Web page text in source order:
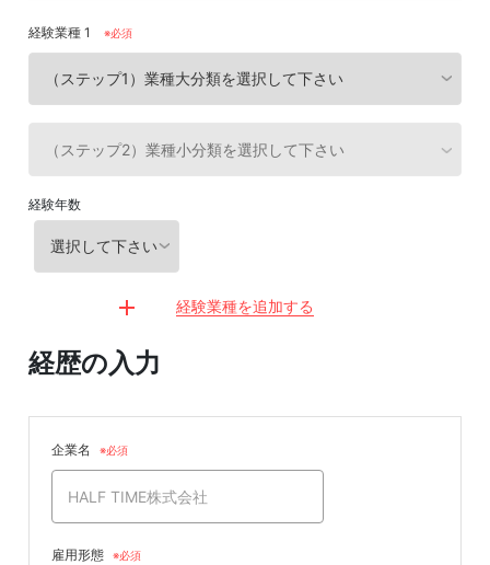
経験業種 1 ※必須
経験年数
経験業種を追加する
経歴の入力
企業名
雇用形態